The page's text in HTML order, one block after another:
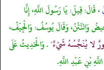
، قَالَ: قِيلَ: يَا رَسُولَ اللَّهِ، إِنَّا
وَالنَّتْنُ، وَقَالَ يُوسُفُ: وَالْجِيَفُ،
لا يُنَجِّسُهُ شَيْءٌ". وَالْحَدِيثُ عَلَى
بْنِ عَبْدِ اللَّهِ.